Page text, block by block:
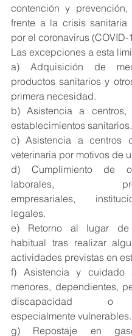
contención y
frente a la crisis sanitaria
por el coronavirus (COVID-
Las excepciones a esta
a) Adquisición de
productos sanitarios y
primera necesidad.
b) Asistencia a centros,
establecimientos sanitarios.
c) Asistencia a centros
veterinaria por motivos de
d) Cumplimiento de
laborales,
empresariales,
legales.
e) Retorno al lugar de
habitual tras realizar
f) Asistencia y cuidado
menores, dependientes,
discapacidad o
especialmente vulnerables.
g) Repostaje en